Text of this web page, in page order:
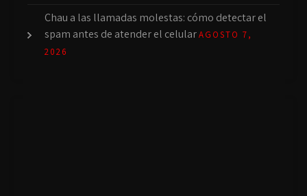
Chau a las llamadas molestas: cómo detectar el
spam antes de atender el celularAGOSTO 7,
2026